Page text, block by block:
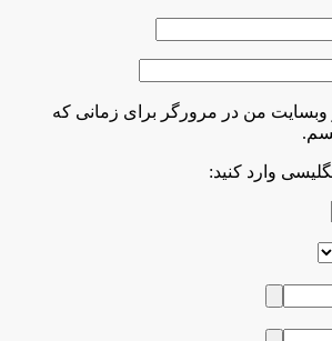
وبسایت من در مرورگر برای زمانی که
وارد کنید: